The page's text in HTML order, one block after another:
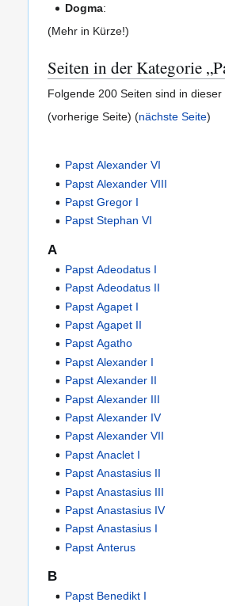
Dogma:
(Mehr in Kürze!)
Seiten in der Kategorie
Folgende 200 Seiten sind in
(vorherige Seite) (nächste Seite)
Papst Alexander VI
Papst Alexander VIII
Papst Gregor I
Papst Stephan VI
A
Papst Adeodatus I
Papst Adeodatus II
Papst Agapet I
Papst Agapet II
Papst Agatho
Papst Alexander I
Papst Alexander II
Papst Alexander III
Papst Alexander IV
Papst Alexander VII
Papst Anaclet I
Papst Anastasius II
Papst Anastasius III
Papst Anastasius IV
Papst Anastasius I
Papst Anterus
B
Papst Benedikt I